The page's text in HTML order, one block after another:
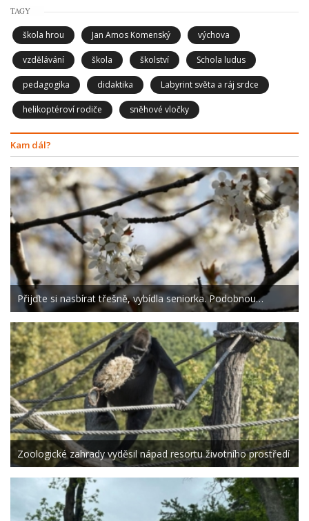
TAGY
škola hrou Jan Amos Komenský výchova
vzdělávání škola školství Schola ludus
pedagogika didaktika Labyrint světa a ráj srdce
helikoptéroví rodiče sněhové vločky
Kam dál?
Přijďte si nasbírat třešně, vybídla seniorka. Podobnou…
Zoologické zahrady vyděsil nápad resortu životního prostředí